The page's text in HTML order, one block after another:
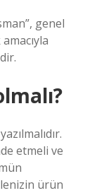
genel
etmeli ve
ürün